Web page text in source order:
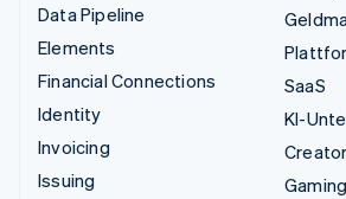
Data Pipeline
Elements
Financial Connections
Identity
Invoicing
Issuing
SaaS
KI-
Gaming